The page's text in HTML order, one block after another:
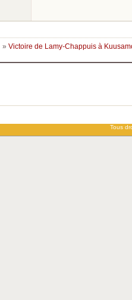
» Victoire de Lamy-Chappuis à
Tous